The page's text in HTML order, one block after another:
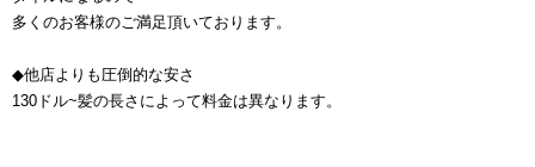
多くのお客様のご満足頂いております。
◆他店よりも圧倒的な安さ
130ドル~髪の長さによって料金は異なります。